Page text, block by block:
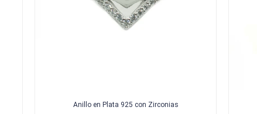
Anillo en Plata 925 con Zirconias